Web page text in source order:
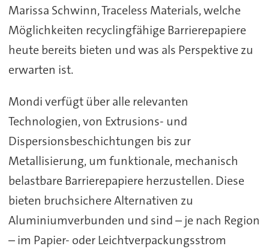
Marissa Schwinn, Traceless Materials, welche
Möglichkeiten recyclingfähige Barrierepapiere
heute bereits bieten und was als Perspektive zu
erwarten ist.
Mondi verfügt über alle relevanten
Technologien, von Extrusions- und
Dispersionsbeschichtungen bis zur
Metallisierung, um funktionale, mechanisch
belastbare Barrierepapiere herzustellen. Diese
bieten bruchsichere Alternativen zu
Aluminiumverbunden und sind – je nach Region
– im Papier- oder Leichtverpackungsstrom